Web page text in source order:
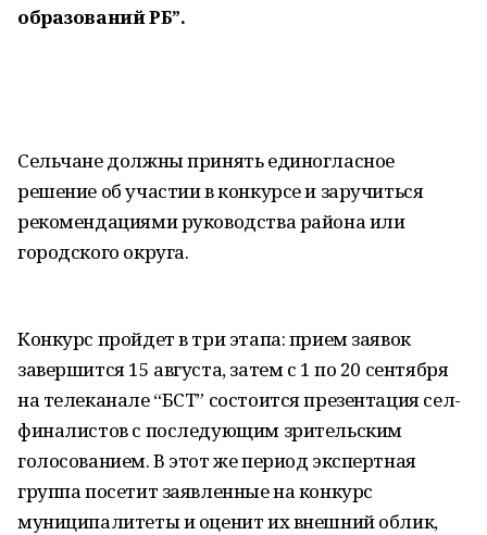
образований РБ”.
Сельчане должны принять единогласное
решение об участии в конкурсе и заручиться
рекомендациями руководства района или
городского округа.
Конкурс пройдет в три этапа: прием заявок
завершится 15 августа, затем с 1 по 20 сентября
на телеканале “БСТ” состоится презентация сел-
финалистов с последующим зрительским
голосованием. В этот же период экспертная
группа посетит заявленные на конкурс
муниципалитеты и оценит их внешний облик,